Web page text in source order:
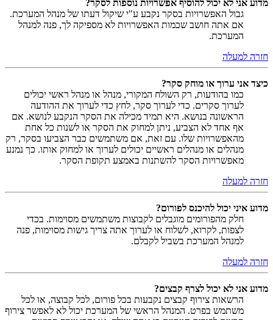
מדוע אני לא יכול להוסיף אפשרויות נוספות לסקר?
גבול האפשרויות בסקר נקבע ע"י שיקול דעתו של מנהל המערכת.
אם אתה חושב שכמות האפשרויות לא מספיקה לך, פנה למנהל
המערכת.
חזרה למעלה
כיצד אני ערוך או מוחק סקר?
כמו בהודעות, רק השולח המקורי, מנהל או מנהל ראשי יכולים
לערוך סקרים. כדי לערוך סקר, לחץ כדי לערוך את ההודעה
הראשונה בנושא. היא תמיד מכילה את הסקר הנקבע לנושא. אם
אף אחד לא הצביע, ניתן למחוק את הסקר או לשנות כל אחת
מהאפשרויות שלו. עם זאת, אם משתמשים כבר הצביעו בסקר, רק
מנהלים או מנהלים ראשיים יכולים לערוך או למחוק אותו. כך נמנע
מאפשרויות הסקר להשתנות באמצע תקופת הסקר.
חזרה למעלה
מדוע איני יכול להיכנס לפורום?
חלק מהפורומים מוגבלים לקבוצות משתמשים מסוימות. בכדי
לצפות, לקרוא, לשלוח או לערוך אתה צריך גישות מסוימות, פנה
למנהל המערכת בשביל לקבלם.
חזרה למעלה
מדוע אני לא יכול לצרף קבצים?
הרשאות צירוף קבצים נקבעות בכל פורום, לכל קבוצה, או לכל
משתמש בפרט. המנהל הראשי של המערכת יכול לא לאפשר צירוף